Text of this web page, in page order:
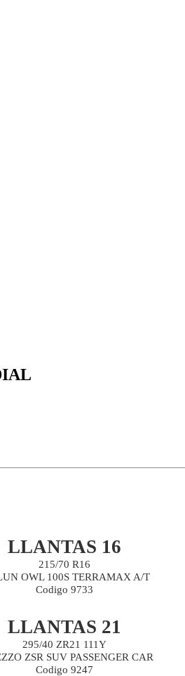
LLANTAS 16
215/70 R16
OWL 100S TERRAMAX A/T
Codigo 9733
LLANTAS 21
295/40 ZR21 111Y
ZSR SUV PASSENGER CAR
Codigo 9247